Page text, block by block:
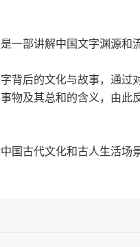
一部讲解中国文字渊源和
背后的文化与故事，通过
物及其总和的含义，由此
国古代文化和古人生活场